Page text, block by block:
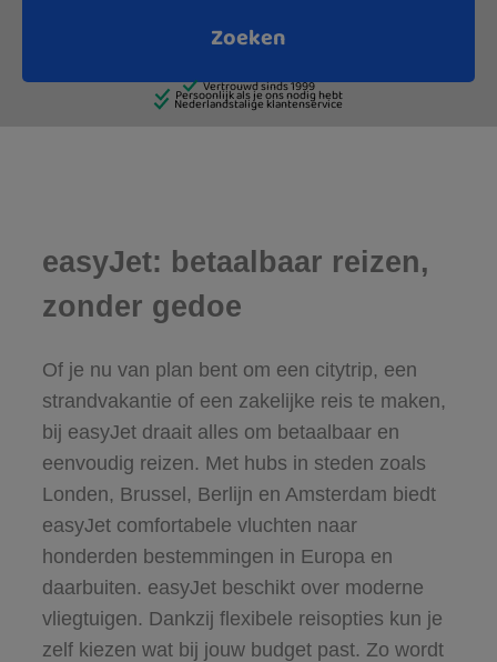
easyJet: betaalbaar reizen,
zonder gedoe
Of je nu van plan bent om een citytrip, een
strandvakantie of een zakelijke reis te maken,
bij easyJet draait alles om betaalbaar en
eenvoudig reizen. Met hubs in steden zoals
Londen, Brussel, Berlijn en Amsterdam biedt
easyJet comfortabele vluchten naar
honderden bestemmingen in Europa en
daarbuiten. easyJet beschikt over moderne
vliegtuigen. Dankzij flexibele reisopties kun je
zelf kiezen wat bij jouw budget past. Zo wordt